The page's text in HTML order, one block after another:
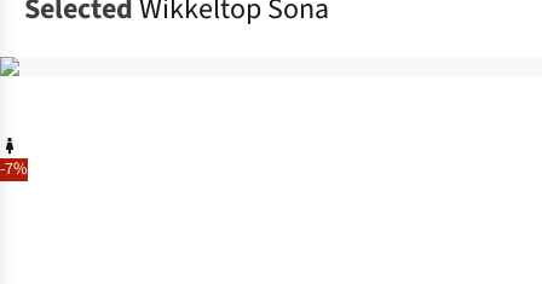
-7%
SelectedWikkeltop Sona